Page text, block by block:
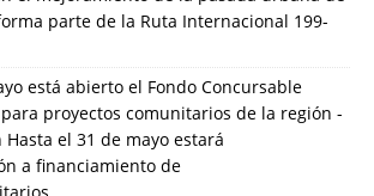
parte de la Ruta Internacional 199-
está abierto el Fondo Concursable
proyectos comunitarios de la región -
Hasta el 31 de mayo estará
a financiamiento de